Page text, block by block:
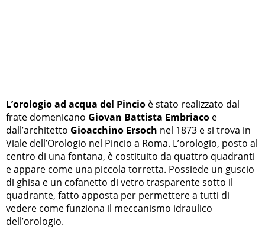
L’orologio ad acqua del Pincio è stato realizzato dal
frate domenicano Giovan Battista Embriaco e
dall’architetto Gioacchino Ersoch nel 1873 e si trova in
Viale dell’Orologio nel Pincio a Roma. L’orologio, posto al
centro di una fontana, è costituito da quattro quadranti
e appare come una piccola torretta. Possiede un guscio
di ghisa e un cofanetto di vetro trasparente sotto il
quadrante, fatto apposta per permettere a tutti di
vedere come funziona il meccanismo idraulico
dell’orologio.